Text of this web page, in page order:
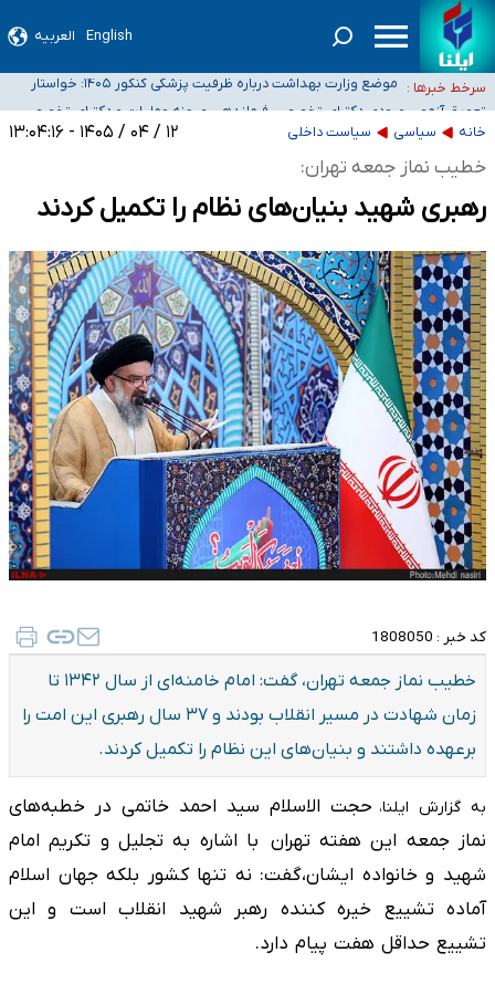
English العربیه
سرخط خبرها :
۴۰ تا ۵۰ روز گرمای نسبی در پیش داریم/ دمای تهران به ۳۸ درجه می‌رسد
اصلاح ظرفیت‌ها هستیم، اما هنوز پاسخ مشخصی نگرفته‌ایم
تعویق آزمون ورودی دکترای تخصصی فرماندهی صحنه عملیات و
دکترای تخصصی جغرافیای نظامی دافوس آجا
خبرنگاران راویان حقیقت با دغدغه نان، مسکن و بیمه
آستانه هشدار
خانه سیاسی سیاست داخلی ۱۲ / ۰۴ / ۱۴۰۵ - ۱۳:۰۴:۱۶
خطیب نماز جمعه تهران:
رهبری شهید بنیان‌های نظام را تکمیل کردند
کد خبر : 1808050
خطیب نماز جمعه تهران، گفت: امام خامنه‌ای از سال ۱۳۴۲ تا
زمان شهادت در مسیر انقلاب بودند و ۳۷ سال رهبری این امت را
برعهده داشتند و بنیان‌های این نظام را تکمیل کردند.
به گزارش ایلنا، حجت الاسلام سید احمد خاتمی در خطبه‌های
نماز جمعه این هفته تهران با اشاره به تجلیل و تکریم امام
شهید و خانواده ایشان،گفت: نه تنها کشور بلکه جهان اسلام
آماده تشییع خیره کننده رهبر شهید انقلاب است و این
تشییع حداقل هفت پیام دارد.